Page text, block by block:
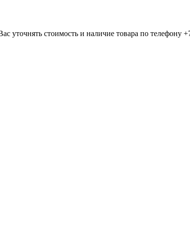
уточнять стоимость и наличие товара по телефону